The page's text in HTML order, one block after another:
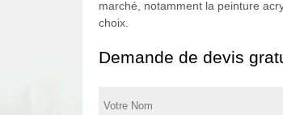
marché, notamment la peinture
choix.
Demande de devis